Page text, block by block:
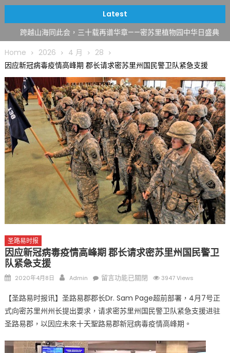
Latest
筝声与琴韵交汇：刘励(Li Statler)与钢琴家Darek演绎一场古筝
跨越山海同此会，三十载再谱华章——密苏里植物园中华日盛典
圆满举行
圣路易龙舟俱乐部5月16日龙舟体验日 邀请各界亲身体验划行乐
趣 + 水上竞速魅力
三十二载跨越时空的相逢
执掌密苏里植物园近四十年 致力推动全球植物多样性研究与中美
合作 Peter Raven 博士逝世 享年89岁
一晃三十年，初夏又相逢。中华日，等你来赴约 —— 密苏里植物
园“中华日三十周年特别报道（五）
筝声与琴韵交汇：刘励(Li Statler)与钢琴家Darek演绎一场古筝
与钢琴的精彩对话
Home 2026 4 月
28
因应新冠病毒疫情高峰期 郡长请求密苏里州国民警卫队紧急支援
圣路易时报
因应新冠病毒疫情高峰期 郡长请求密苏里州国民警卫
队紧急支援
Posted
2020年4月8日 Author
Admin
在
应
新
冠
毒
留言功能已關閉 3947 Views
【圣路易时报讯】圣路易郡郡长Dr. Sam Page超前部署，4月7号正
式向密苏里州州长提出要求，请求密苏里州国民警卫队紧急支援进驻
圣路易郡，以因应未來十天聖路易郡新冠病毒疫情高峰期。